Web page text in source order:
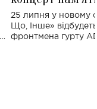
Клименка:
виконають
25 липня у новому
Що, Інше»
фронтмена гурту